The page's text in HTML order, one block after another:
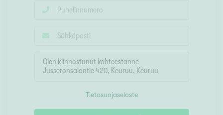
Tietosuojaseloste